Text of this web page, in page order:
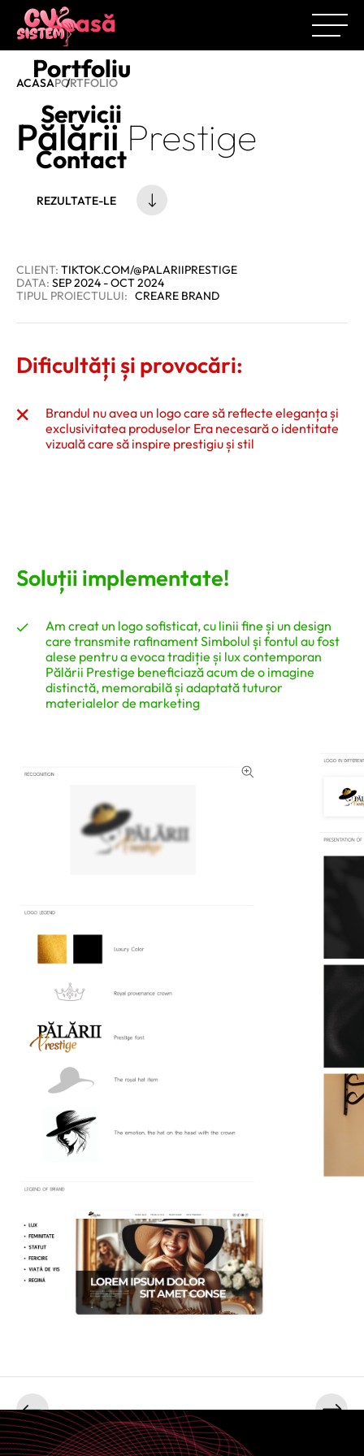
Acasă
Portfoliu
Servicii
Contact
ACASAPORTFOLIO
PălăriiPrestige
REZULTATE-LE
CLIENT: TIKTOK.COM/@PALARIIPRESTIGE
DATA: SEP 2024 - OCT 2024
TIPUL PROIECTULUI: CREARE BRAND
Dificultăți și provocări:
Brandul nu avea un logo care să reflecte eleganța și
exclusivitatea produselor Era necesară o identitate
vizuală care să inspire prestigiu și stil
Soluții implementate!
Am creat un logo sofisticat, cu linii fine și un design
care transmite rafinament Simbolul și fontul au fost
alese pentru a evoca tradiție și lux contemporan
Pălării Prestige beneficiază acum de o imagine
distinctă, memorabilă și adaptată tuturor
materialelor de marketing